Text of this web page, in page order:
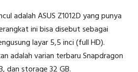
adalah ASUS Z1012D yang punya
ini bisa disebut sebagai
layar 5,5 inci (full HD).
adalah varian terbaru Snapdragon